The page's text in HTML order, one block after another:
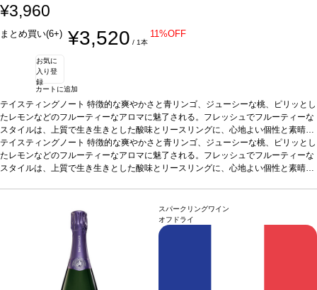
¥3,960
まとめ買い(6+) ¥3,520 / 1本
11%OFF
お気に
入り登
録
カートに追加
テイスティングノート 特徴的な爽やかさと青リンゴ、ジューシーな桃、ピリッとし
たレモンなどのフルーティーなアロマに魅了される。フレッシュでフルーティーな
スタイルは、上質で生き生きとした酸味とリースリングに、心地よい個性と素晴ら
しい飲み心地を与えている。合う料理アーリオ・オーリオ・エ・ペペロンチーノ
葡萄品種リースリング*本ヴィンテージが在庫切れの場合、在庫があり価格が同様
の場合は自動的に次のヴィンテージに変更されます、ご了承ください。
テイスティングノート 特徴的な爽やかさと青リンゴ、ジューシーな桃、ピリッとし
たレモンなどのフルーティーなアロマに魅了される。フレッシュでフルーティーな
スタイルは、上質で生き生きとした酸味とリースリングに、心地よい個性と素晴ら
の場合は自動的に次のヴィンテージに変更されます、ご了承ください。
スパークリングワイン
オフドライ